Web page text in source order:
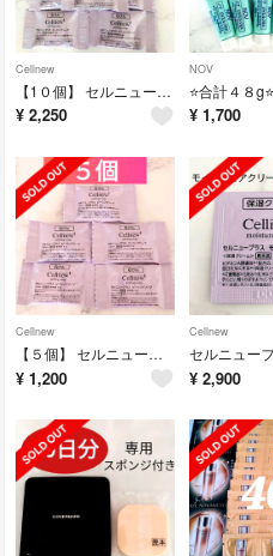
Cellnew
【1０個】 セルニュープラス ピーリングソープ サンプル ミニサイズ
¥ 2,250
NOV
¥ 1,700
Cellnew
【５個】 セルニュープラス ピーリングソープ サンプル ミニサイズ
¥ 1,200
Cellnew
¥ 2,900